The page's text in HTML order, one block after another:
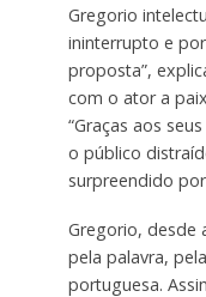
Gregorio
ininterrupto e
proposta”,
com o ator a
“Graças aos
o público
surpreendido
Gregorio, desde
pela palavra,
portuguesa.